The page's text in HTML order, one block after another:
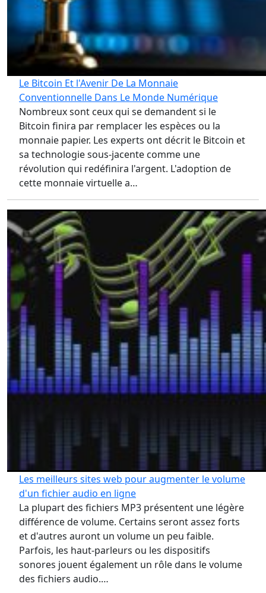
Le Bitcoin Et l'Avenir De La Monnaie
Conventionnelle Dans Le Monde Numérique
Nombreux sont ceux qui se demandent si le
Bitcoin finira par remplacer les espèces ou la
monnaie papier. Les experts ont décrit le Bitcoin et
sa technologie sous-jacente comme une
révolution qui redéfinira l'argent. L'adoption de
cette monnaie virtuelle a…
Les meilleurs sites web pour augmenter le volume
d'un fichier audio en ligne
La plupart des fichiers MP3 présentent une légère
différence de volume. Certains seront assez forts
et d'autres auront un volume un peu faible.
Parfois, les haut-parleurs ou les dispositifs
sonores jouent également un rôle dans le volume
des fichiers audio.…